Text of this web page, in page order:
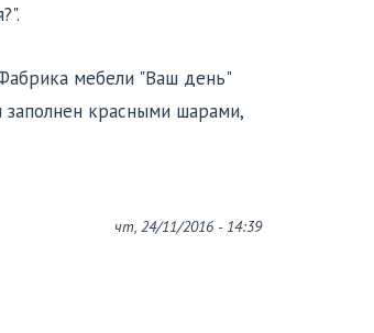
мебели "Ваш день"
красными шарами,
чт, 24/11/2016 - 14:39